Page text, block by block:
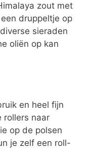
zout met
druppeltje op
sieraden
oliën op kan
en heel fijn
rollers naar
op de polsen
je zelf een roll-